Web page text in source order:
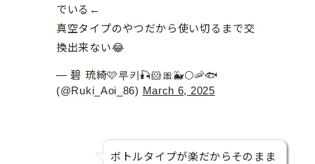
でいる←
真空タイプのやつだから使い切るまで交
換出来ない😂
— 碧 琉綺🩷루키🎣🐹🎀🐳🌕🦐🐟
(@Ruki_Aoi_86) March 6, 2025
ボトルタイプが楽だからそのまま